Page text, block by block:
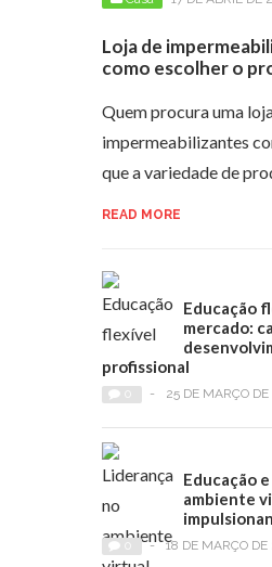
Loja de
como escolher o
Quem procura uma
impermeabilizantes
que a variedade de
READ MORE
Educação
mercado:
profissional
- 25 DE MARÇO
Educação
ambiente
- 18 DE MARÇO